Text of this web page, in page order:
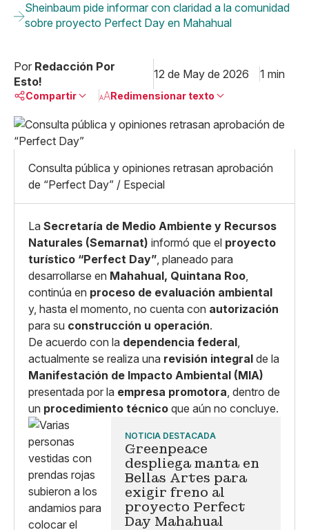
Sheinbaum pide informar con claridad a la comunidad
sobre proyecto Perfect Day en Mahahual
Por Redacción Por
Esto!
12 de May de 2026 1 min
Compartir
Linkedin
Facebook
X
Whatsapp
Copiar enlace
Redimensionar texto
Grande
Consulta pública y opiniones retrasan aprobación
de “Perfect Day” / Especial
La Secretaría de Medio Ambiente y Recursos
Naturales (Semarnat) informó que el proyecto
turístico “Perfect Day”, planeado para
desarrollarse en Mahahual, Quintana Roo,
continúa en proceso de evaluación ambiental
y, hasta el momento, no cuenta con autorización
para su construcción u operación.
De acuerdo con la dependencia federal,
actualmente se realiza una revisión integral de la
Manifestación de Impacto Ambiental (MIA)
presentada por la empresa promotora, dentro de
un procedimiento técnico que aún no concluye.
NOTICIA DESTACADA
Greenpeace
despliega manta en
Bellas Artes para
exigir freno al
proyecto Perfect
Day Mahahual